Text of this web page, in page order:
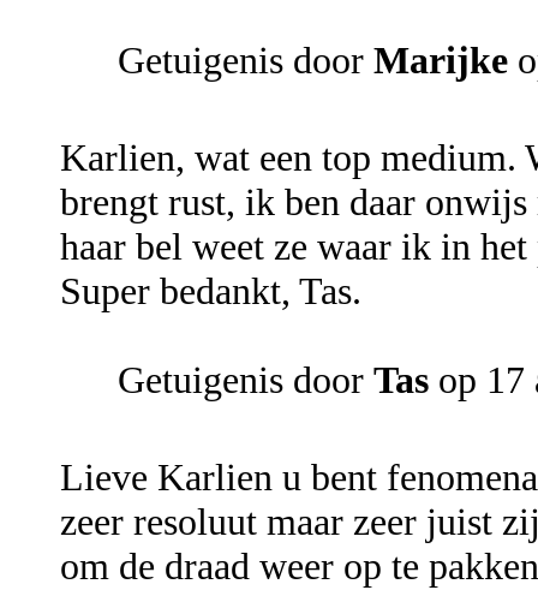
Getuigenis door Marijke
Karlien, wat een top medium.
brengt rust, ik ben daar
haar bel weet ze waar ik in
Super bedankt, Tas.
Getuigenis door Tas op 17
Lieve Karlien u bent
zeer resoluut maar zeer juist
om de draad weer op te